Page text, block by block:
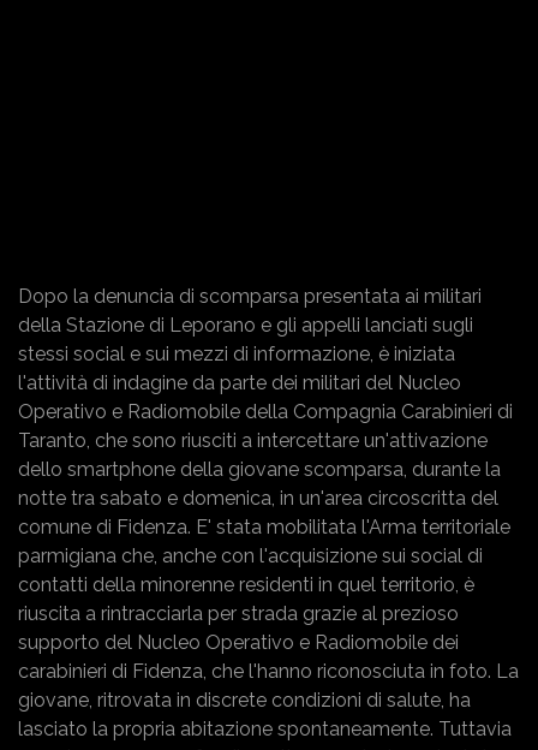
Dopo la denuncia di scomparsa presentata ai militari
della Stazione di Leporano e gli appelli lanciati sugli
stessi social e sui mezzi di informazione, è iniziata
l'attività di indagine da parte dei militari del Nucleo
Operativo e Radiomobile della Compagnia Carabinieri di
Taranto, che sono riusciti a intercettare un'attivazione
dello smartphone della giovane scomparsa, durante la
notte tra sabato e domenica, in un'area circoscritta del
comune di Fidenza. E' stata mobilitata l'Arma territoriale
parmigiana che, anche con l'acquisizione sui social di
contatti della minorenne residenti in quel territorio, è
riuscita a rintracciarla per strada grazie al prezioso
supporto del Nucleo Operativo e Radiomobile dei
carabinieri di Fidenza, che l'hanno riconosciuta in foto. La
giovane, ritrovata in discrete condizioni di salute, ha
lasciato la propria abitazione spontaneamente. Tuttavia